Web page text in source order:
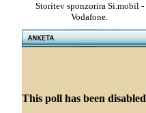
Storitev sponzorira Si.mobil -
Vodafone.
This poll has been disabled